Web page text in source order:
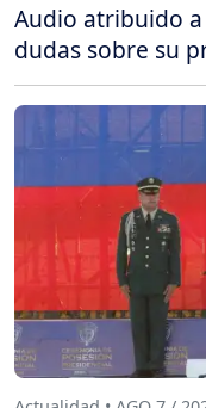
Audio atribuido
dudas sobre su